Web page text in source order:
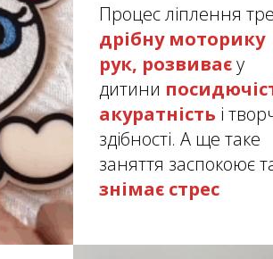
Процес ліплення
дрібну моторику
рук, розвиваєу
дитини
акуратність і
здібності. А ще таке
заняття заспокоює
знімає стрес